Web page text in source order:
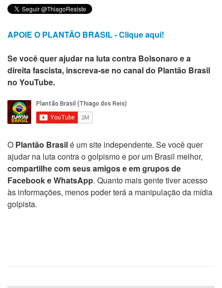
APOIE O PLANTÃO BRASIL - Clique aqui!
Se você quer ajudar na luta contra Bolsonaro e a
direita fascista, inscreva-se no canal do Plantão Brasil
no YouTube.
O Plantão Brasilé um site independente. Se você quer
ajudar na luta contra o golpismo e por um Brasil melhor,
compartilhe com seus amigos e em grupos de
Facebook e WhatsApp. Quanto mais gente tiver acesso
às informações, menos poder terá a manipulação da mídia
golpista.